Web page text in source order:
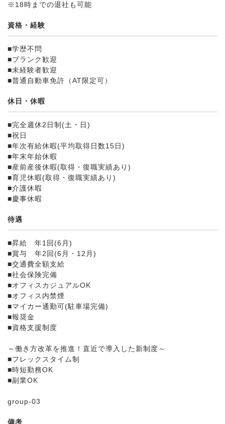
※18時までの退社も可能
資格・経験
■学歴不問
■ブランク歓迎
■未経験者歓迎
■普通自動車免許（AT限定可）
休日・休暇
■完全週休2日制(土・日)
■祝日
■年次有給休暇(平均取得日数15日)
■年末年始休暇
■産前産後休暇(取得・復職実績あり)
■育児休暇(取得・復職実績あり)
■介護休暇
■慶事休暇
待遇
■昇給 年1回(6月)
■賞与 年2回(6月・12月)
■交通費全額支給
■社会保険完備
■オフィスカジュアルOK
■オフィス内禁煙
■マイカー通勤可(駐車場完備)
■報奨金
■資格支援制度
～働き方改革を推進！直近で導入した新制度～
■フレックスタイム制
■時短勤務OK
■副業OK
group-03
備考